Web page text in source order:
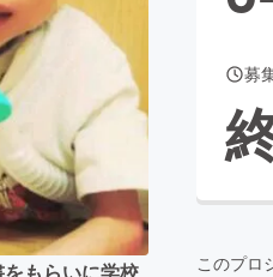
Good
CAMPFIRE Creation
税
machi-ya コミュニティ
募
このプロ